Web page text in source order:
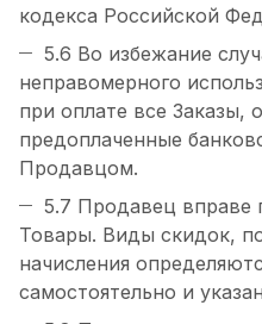
кодекса Российской
5.6 Во избежание
неправомерного
при оплате все Заказы,
предоплаченные
Продавцом.
5.7 Продавец вправе
Товары. Виды скидок,
начисления
самостоятельно и